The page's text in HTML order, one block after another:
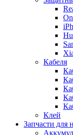
Кабеля
Клей
Запчасти для